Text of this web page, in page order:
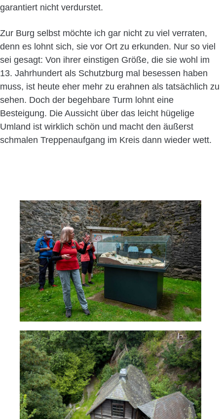
garantiert nicht verdurstet.
Zur Burg selbst möchte ich gar nicht zu viel verraten,
denn es lohnt sich, sie vor Ort zu erkunden. Nur so viel
sei gesagt: Von ihrer einstigen Größe, die sie wohl im
13. Jahrhundert als Schutzburg mal besessen haben
muss, ist heute eher mehr zu erahnen als tatsächlich zu
sehen. Doch der begehbare Turm lohnt eine
Besteigung. Die Aussicht über das leicht hügelige
Umland ist wirklich schön und macht den äußerst
schmalen Treppenaufgang im Kreis dann wieder wett.